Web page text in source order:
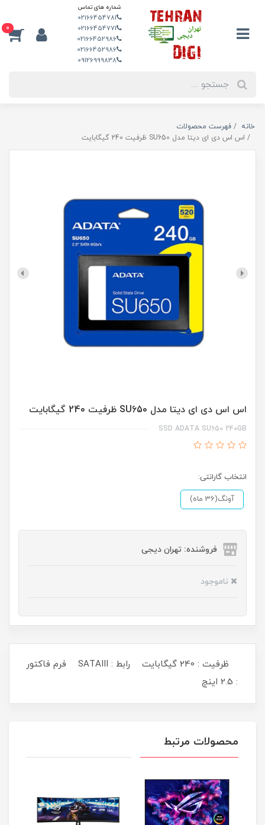
شماره های تماس
02166454781
02166454771
02166452986
02166452986
09126999838
0
خانه
فهرست محصولات
اس اس دی ای دیتا مدل SU650 ظرفیت 240 گیگابایت
اس اس دی ای دیتا مدل SU650 ظرفیت 240 گیگابایت
SSD ADATA SU650 240GB
انتخاب گارانتی:
آونگ(36 ماه)
فروشنده: تهران دیجی
ناموجود
ظرفیت : 240 گیگابایت رابط : SATAIII فرم فاکتور
: 2.5 اینچ
محصولات مرتبط